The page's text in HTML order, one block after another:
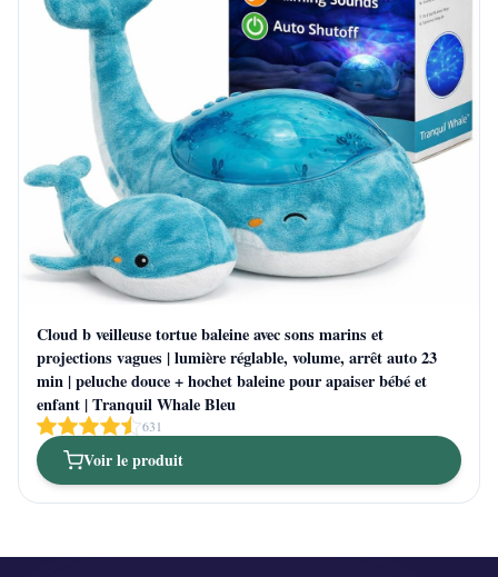
Cloud b veilleuse tortue baleine avec sons marins et
projections vagues | lumière réglable, volume, arrêt auto 23
min | peluche douce + hochet baleine pour apaiser bébé et
enfant | Tranquil Whale Bleu
631
Voir le produit